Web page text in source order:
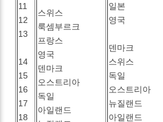
11
12
13
14
15
16
17
18
스위스
룩셈부르크
프랑스
영국
덴마크
오스트리아
독일
아일랜드
일본
영국
덴마크
스위스
독일
오스트리아
뉴질랜드
아일랜드